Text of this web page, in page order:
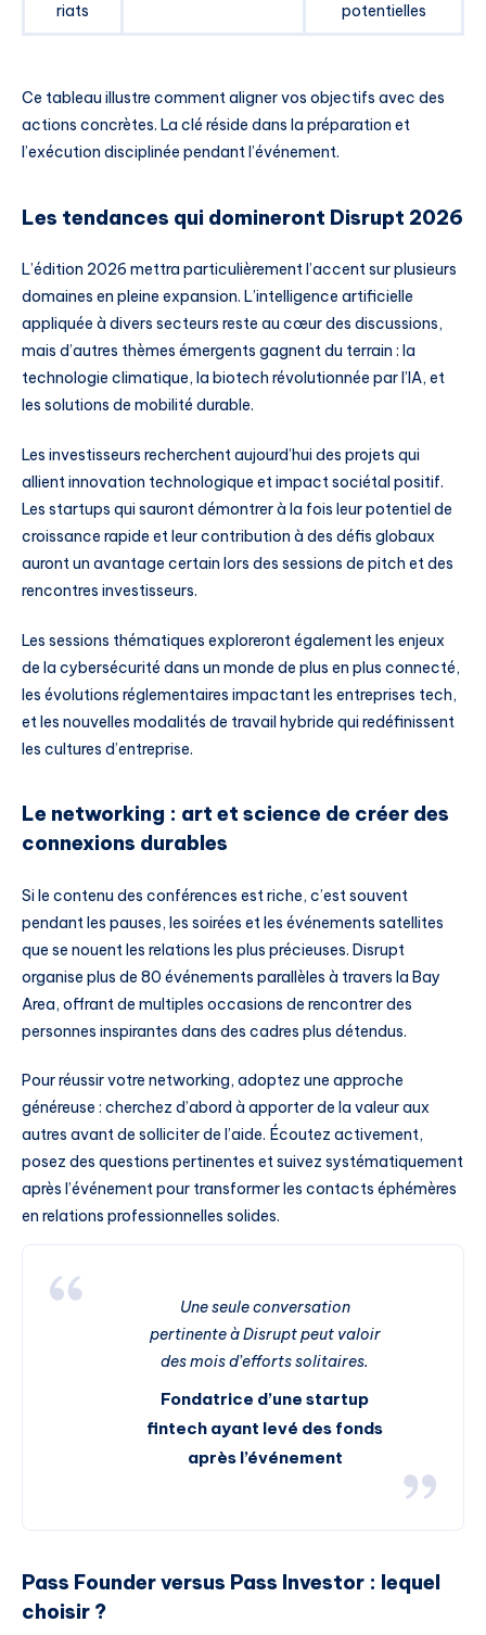
riats
potentielles
Ce tableau illustre comment aligner vos objectifs avec des
actions concrètes. La clé réside dans la préparation et
l’exécution disciplinée pendant l’événement.
Les tendances qui domineront Disrupt 2026
L’édition 2026 mettra particulièrement l’accent sur plusieurs
domaines en pleine expansion. L’intelligence artificielle
appliquée à divers secteurs reste au cœur des discussions,
mais d’autres thèmes émergents gagnent du terrain : la
technologie climatique, la biotech révolutionnée par l’IA, et
les solutions de mobilité durable.
Les investisseurs recherchent aujourd’hui des projets qui
allient innovation technologique et impact sociétal positif.
Les startups qui sauront démontrer à la fois leur potentiel de
croissance rapide et leur contribution à des défis globaux
auront un avantage certain lors des sessions de pitch et des
rencontres investisseurs.
Les sessions thématiques exploreront également les enjeux
de la cybersécurité dans un monde de plus en plus connecté,
les évolutions réglementaires impactant les entreprises tech,
et les nouvelles modalités de travail hybride qui redéfinissent
les cultures d’entreprise.
Le networking : art et science de créer des
connexions durables
Si le contenu des conférences est riche, c’est souvent
pendant les pauses, les soirées et les événements satellites
que se nouent les relations les plus précieuses. Disrupt
organise plus de 80 événements parallèles à travers la Bay
Area, offrant de multiples occasions de rencontrer des
personnes inspirantes dans des cadres plus détendus.
Pour réussir votre networking, adoptez une approche
généreuse : cherchez d’abord à apporter de la valeur aux
autres avant de solliciter de l’aide. Écoutez activement,
posez des questions pertinentes et suivez systématiquement
après l’événement pour transformer les contacts éphémères
en relations professionnelles solides.
Une seule conversation
pertinente à Disrupt peut valoir
des mois d’efforts solitaires.
Fondatrice d’une startup
fintech ayant levé des fonds
après l’événement
Pass Founder versus Pass Investor : lequel
choisir ?